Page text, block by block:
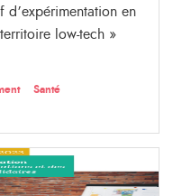
en
low-tech »
Santé